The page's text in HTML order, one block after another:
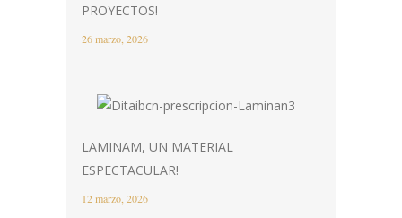
PROYECTOS!
26 marzo, 2026
LAMINAM, UN MATERIAL
ESPECTACULAR!
12 marzo, 2026